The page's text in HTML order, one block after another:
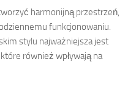
harmonijną przestrzeń,
funkcjonowaniu.
stylu najważniejsza jest
również wpływają na